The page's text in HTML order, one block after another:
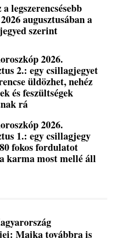
a legszerencsésebb
augusztusában a
szerint
2026.
2.: egy csillagjegyet
üldözhet, nehéz
és feszültségek
rá
2026.
1.: egy csillagjegy
fokos fordulatot
karma most mellé áll
Majka továbbra is